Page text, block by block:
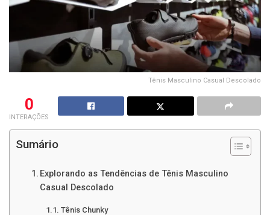
Tênis Masculino Casual Descolado
0
INTERAÇÕES
Sumário
Explorando as Tendências de Tênis Masculino
Casual Descolado
Tênis Chunky